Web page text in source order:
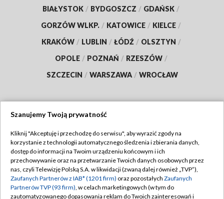
BIAŁYSTOK / BYDGOSZCZ / GDAŃSK /
GORZÓW WLKP. / KATOWICE / KIELCE /
KRAKÓW / LUBLIN / ŁÓDŹ / OLSZTYN /
OPOLE / POZNAŃ / RZESZÓW /
SZCZECIN / WARSZAWA / WROCŁAW
TVP
Abonament TVP
Emisja w TVP
Centrum informacji TVP
Regulamin TVP
Polityka prywatności
Moje zgody
Szanujemy Twoją prywatność
Kliknij "Akceptuję i przechodzę do serwisu", aby wyrazić zgody na
korzystanie z technologii automatycznego śledzenia i zbierania danych,
dostęp do informacji na Twoim urządzeniu końcowym i ich
przechowywanie oraz na przetwarzanie Twoich danych osobowych przez
nas, czyli Telewizję Polską S.A. w likwidacji (zwaną dalej również „TVP”),
Zaufanych Partnerów z IAB* (1201 firm) oraz pozostałych Zaufanych
Partnerów TVP (93 firm), w celach marketingowych (w tym do
zautomatyzowanego dopasowania reklam do Twoich zainteresowań i